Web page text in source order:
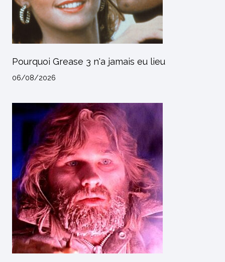
Pourquoi Grease 3 n'a jamais eu lieu
06/08/2026